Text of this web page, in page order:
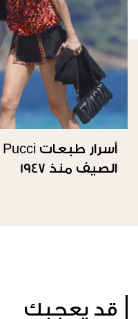
الصيف منذ 1947
قد يعجبك